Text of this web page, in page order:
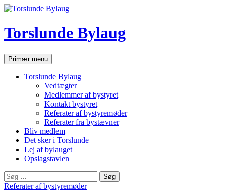
Hop
indhold
Torslunde Bylaug
SøgPrimær menu
Torslunde Bylaug
Vedtægter
Medlemmer af bystyret
Kontakt bystyret
Referater af bystyremøder
Referater fra bystævner
Bliv medlem
Det sker i Torslunde
Lej af bylauget
Opslagstavlen
Søg
efter:
Referater af bystyremøder